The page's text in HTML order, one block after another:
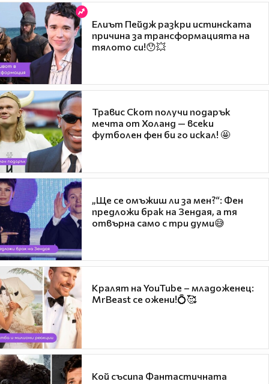
Елиът Пейдж разкри истинската
причина за трансформацията на
тялото си!😯💥
Травис Скот получи подарък
мечта от Холанд — всеки
футболен фен би го искал! 🤩
„Ще се омъжиш ли за мен?“: Фен
предложи брак на Зендая, а тя
отвърна само с три думи😅
Кралят на YouTube – младоженец:
MrBeast се ожени!💍🥰
Кой съсипа Фантастичната